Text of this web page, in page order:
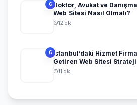
G Doktor, Avukat ve
Web Sitesi Nasıl Olmalı?
12 dk
G İstanbul’daki Hizmet
Getiren Web Sitesi
11 dk